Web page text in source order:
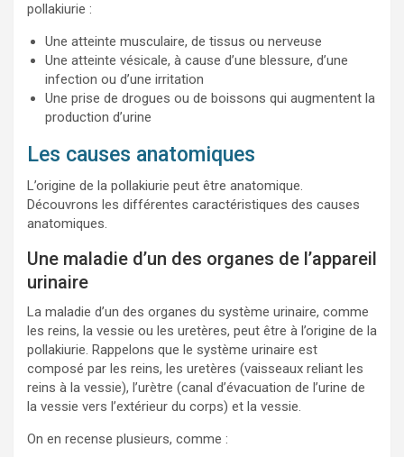
pollakiurie :
Une atteinte musculaire, de tissus ou nerveuse
Une atteinte vésicale, à cause d’une blessure, d’une
infection ou d’une irritation
Une prise de drogues ou de boissons qui augmentent la
production d’urine
Les causes anatomiques
L’origine de la pollakiurie peut être anatomique.
Découvrons les différentes caractéristiques des causes
anatomiques.
Une maladie d’un des organes de l’appareil
urinaire
La maladie d’un des organes du système urinaire, comme
les reins, la vessie ou les uretères, peut être à l’origine de la
pollakiurie. Rappelons que le système urinaire est
composé par les reins, les uretères (vaisseaux reliant les
reins à la vessie), l’urètre (canal d’évacuation de l’urine de
la vessie vers l’extérieur du corps) et la vessie.
On en recense plusieurs, comme :